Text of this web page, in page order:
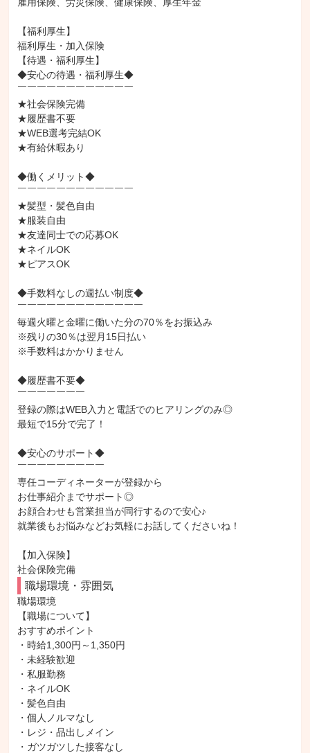
【福利厚生】
福利厚生・加入保険
【待遇・福利厚生】
◆安心の待遇・福利厚生◆
￣￣￣￣￣￣￣￣￣￣￣￣
★社会保険完備
★履歴書不要
★WEB選考完結OK
★有給休暇あり
◆働くメリット◆
￣￣￣￣￣￣￣￣￣￣￣￣
★髪型・髪色自由
★服装自由
★友達同士での応募OK
★ネイルOK
★ピアスOK
◆手数料なしの週払い制度◆
￣￣￣￣￣￣￣￣￣￣￣￣￣
毎週火曜と金曜に働いた分の70％をお振込み
※残りの30％は翌月15日払い
※手数料はかかりません
◆履歴書不要◆
￣￣￣￣￣￣￣
登録の際はWEB入力と電話でのヒアリングのみ◎
最短で15分で完了！
◆安心のサポート◆
￣￣￣￣￣￣￣￣￣
専任コーディネーターが登録から
お仕事紹介までサポート◎
お顔合わせも営業担当が同行するので安心♪
就業後もお悩みなどお気軽にお話してくださいね！
【加入保険】
社会保険完備
職場環境・雰囲気
職場環境
【職場について】
おすすめポイント
・時給1,300円～1,350円
・未経験歓迎
・私服勤務
・ネイルOK
・髪色自由
・個人ノルマなし
・レジ・品出しメイン
・ガツガツした接客なし